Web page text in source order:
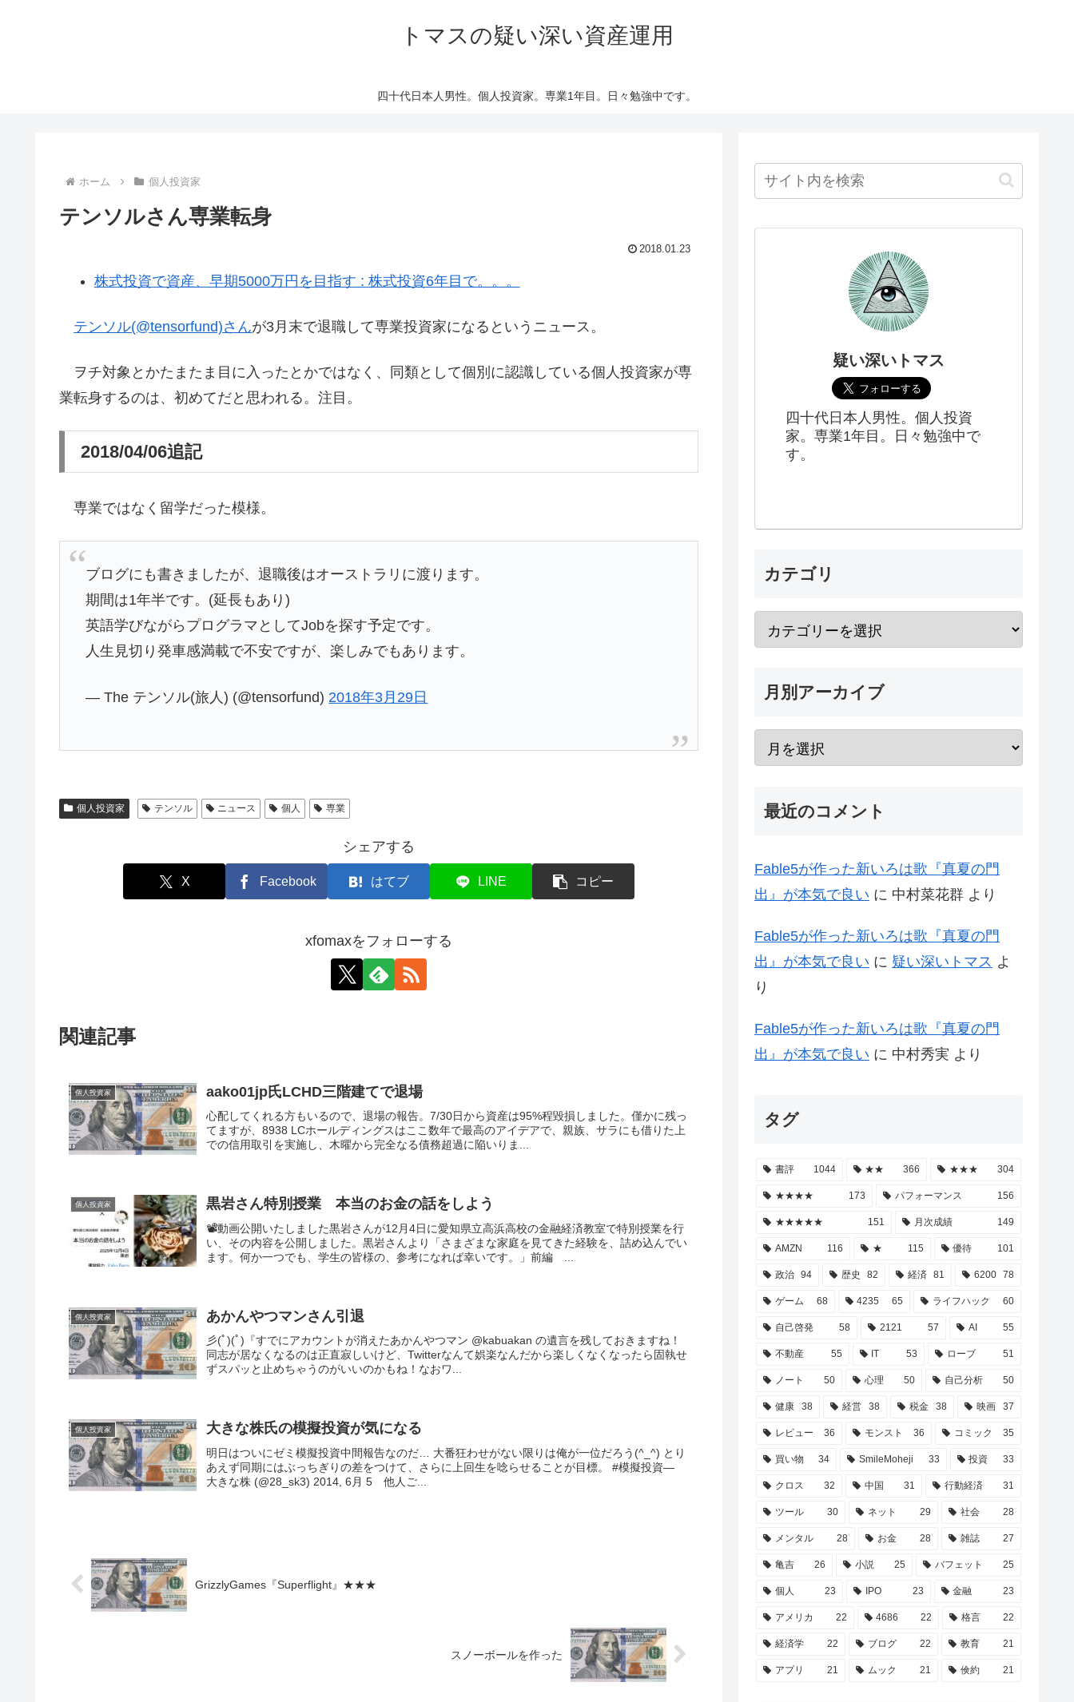
トマスの疑い深い資産運用
四十代日本人男性。個人投資家。専業1年目。日々勉強中です。
ホーム 個人投資家
テンソルさん専業転身
2018.01.23
株式投資で資産、早期5000万円を目指す : 株式投資6年目で。。。
テンソル(@tensorfund)さんが3月末で退職して専業投資家になるというニュース。
ヲチ対象とかたまたま目に入ったとかではなく、同類として個別に認識している個人投資家が専
業転身するのは、初めてだと思われる。注目。
2018/04/06追記
専業ではなく留学だった模様。
ブログにも書きましたが、退職後はオーストラリに渡ります。
期間は1年半です。(延長もあり)
英語学びながらプログラマとしてJobを探す予定です。
人生見切り発車感満載で不安ですが、楽しみでもあります。
— The テンソル(旅人) (@tensorfund) 2018年3月29日
個人投資家 テンソル ニュース 個人 専業
シェアする
X Facebook はてブ LINE コピー
xfomaxをフォローする
関連記事
個人投資家 aako01jp氏LCHD三階建てで退場
心配してくれる方もいるので、退場の報告。7/30日から資産は95%程毀損しました。僅かに残っ
てますが、8938 LCホールディングスはここ数年で最高のアイデアで、親族、サラにも借りた上
での信用取引を実施し、木曜から完全なる債務超過に陥いりま...
個人投資家 黒岩さん特別授業 本当のお金の話をしよう
📽️動画公開いたしました黒岩さんが12月4日に愛知県立高浜高校の金融経済教室で特別授業を行
い、その内容を公開しました。黒岩さんより「さまざまな家庭を見てきた経験を、詰め込んでい
ます。何か一つでも、学生の皆様の、参考になれば幸いです。」前編 ...
個人投資家 あかんやつマンさん引退
彡(ﾟ)(ﾟ)『すでにアカウントが消えたあかんやつマン @kabuakan の遺言を残しておきますね！
同志が居なくなるのは正直寂しいけど、Twitterなんて娯楽なんだから楽しくなくなったら固執せ
ずスパッと止めちゃうのがいいのかもね！なおワ...
個人投資家 大きな株氏の模擬投資が気になる
明日はついにゼミ模擬投資中間報告なのだ… 大番狂わせがない限りは俺が一位だろう(^_^) とり
あえず同期にはぶっちぎりの差をつけて、さらに上回生を唸らせることが目標。 #模擬投資—
大きな株 (@28_sk3) 2014, 6月 5 他人ご...
GrizzlyGames『Superflight』★★★
スノーボールを作った
疑い深いトマス
四十代日本人男性。個人投資
家。専業1年目。日々勉強中で
す。
カテゴリ
月別アーカイブ
最近のコメント
Fable5が作った新いろは歌『真夏の門
出』が本気で良い に 中村菜花群 より
Fable5が作った新いろは歌『真夏の門
出』が本気で良い に 疑い深いトマス よ
り
Fable5が作った新いろは歌『真夏の門
出』が本気で良い に 中村秀実 より
タグ
書評 1044 ★★ 366 ★★★ 304
★★★★ 173 パフォーマンス 156
★★★★★ 151 月次成績 149
AMZN 116 ★ 115 優待 101
政治 94 歴史 82 経済 81 6200 78
ゲーム 68 4235 65 ライフハック 60
自己啓発 58 2121 57 AI 55
不動産 55 IT 53 ローブ 51
ノート 50 心理 50 自己分析 50
健康 38 経営 38 税金 38 映画 37
レビュー 36 モンスト 36 コミック 35
買い物 34 SmileMoheji 33 投資 33
クロス 32 中国 31 行動経済 31
ツール 30 ネット 29 社会 28
メンタル 28 お金 28 雑誌 27
亀吉 26 小説 25 バフェット 25
個人 23 IPO 23 金融 23
アメリカ 22 4686 22 格言 22
経済学 22 ブログ 22 教育 21
アプリ 21 ムック 21 倹約 21